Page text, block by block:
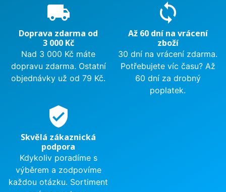
local_shipping
Doprava zdarma od
3 000 Kč
Nad 3 000 Kč máte
dopravu zdarma. Ostatní
objednávky už od 79 Kč.
sync
Až 60 dní na vrácení
zboží
30 dní na vrácení zdarma.
Potřebujete víc času? Až
60 dní za drobný
poplatek.
verified_user
Skvělá zákaznická
podpora
Kdykoliv poradíme s
výběrem a zodpovíme
každou otázku. Sortiment